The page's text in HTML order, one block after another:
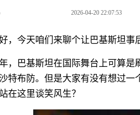
2026-04-20 22:07:53
，今天咱们来聊个让巴基斯坦事
，巴基斯坦在国际舞台上可算
特布防。但是大家有没有想过
在这里谈笑风生？